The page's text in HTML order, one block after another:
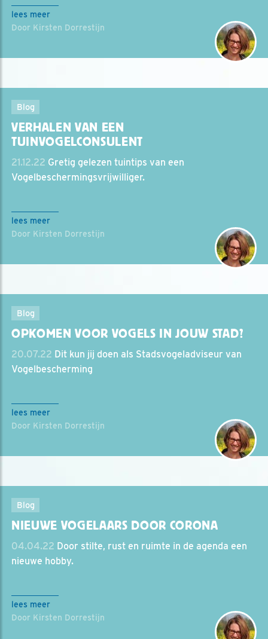
lees meer
Door Kirsten Dorrestijn
Blog
VERHALEN VAN EEN
TUINVOGELCONSULENT
21.12.22 Gretig gelezen tuintips van een
Vogelbeschermingsvrijwilliger.
lees meer
Door Kirsten Dorrestijn
Blog
OPKOMEN VOOR VOGELS IN JOUW STAD?
20.07.22 Dit kun jij doen als Stadsvogeladviseur van
Vogelbescherming
lees meer
Door Kirsten Dorrestijn
Blog
NIEUWE VOGELAARS DOOR CORONA
04.04.22 Door stilte, rust en ruimte in de agenda een
nieuwe hobby.
lees meer
Door Kirsten Dorrestijn